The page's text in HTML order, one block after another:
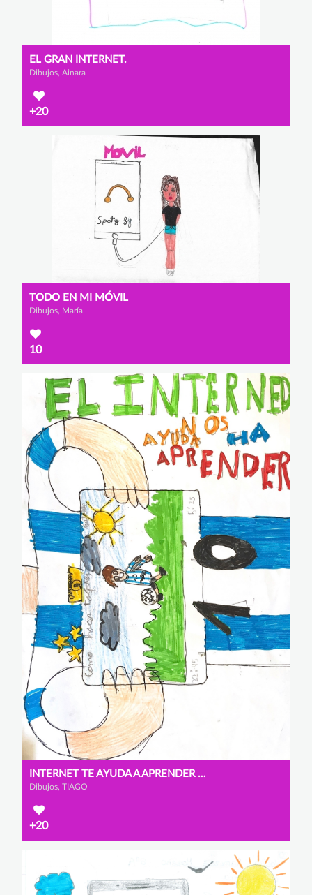
EL GRAN INTERNET.
Dibujos, Ainara
+20
TODO EN MI MÓVIL
Dibujos, María
10
INTERNET TE AYUDA A APRENDER NUEVAS COSAS
Dibujos, TIAGO
+20